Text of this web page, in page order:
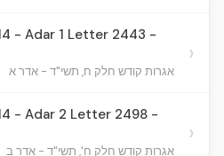
- Adar 1 Letter 2443 -
אגרות קודש חלק ח, תשי"ד - אדר א
›
- Adar 2 Letter 2498 -
אגרות קודש חלק ח', תשי"ד - אדר ב
›